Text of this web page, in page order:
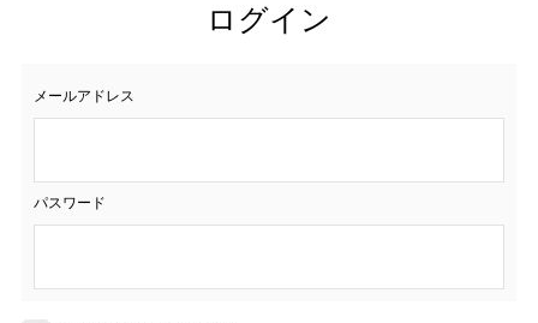
ログイン
メールアドレス
パスワード